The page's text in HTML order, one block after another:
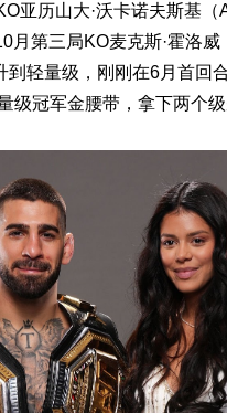
亚历山大·沃卡诺夫斯基
月第三局KO麦克斯·霍洛
轻量级，刚刚在6月首回
级冠军金腰带，拿下两个